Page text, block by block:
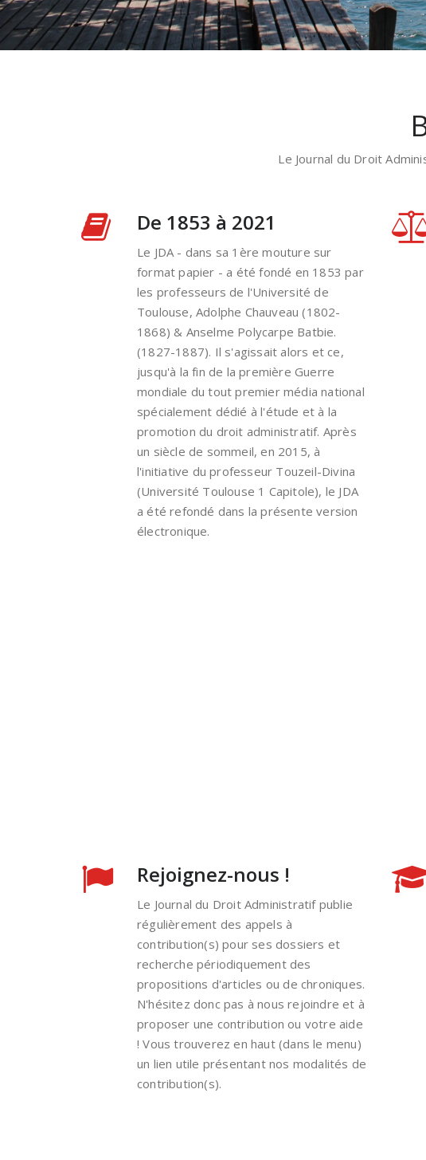
Le Journal du Droit
De 1853 à 2021
Le JDA - dans sa 1ère mouture sur
format papier - a été fondé en 1853 par
les professeurs de l'Université de
Toulouse, Adolphe Chauveau (1802-
1868) & Anselme Polycarpe Batbie.
(1827-1887). Il s'agissait alors et ce,
jusqu'à la fin de la première Guerre
mondiale du tout premier média national
spécialement dédié à l'étude et à la
promotion du droit administratif. Après
un siècle de sommeil, en 2015, à
l'initiative du professeur Touzeil-Divina
(Université Toulouse 1 Capitole), le JDA
a été refondé dans la présente version
électronique.
Rejoignez-nous !
Le Journal du Droit Administratif publie
régulièrement des appels à
contribution(s) pour ses dossiers et
recherche périodiquement des
propositions d'articles ou de chroniques.
N'hésitez donc pas à nous rejoindre et à
proposer une contribution ou votre aide
! Vous trouverez en haut (dans le menu)
un lien utile présentant nos modalités de
contribution(s).